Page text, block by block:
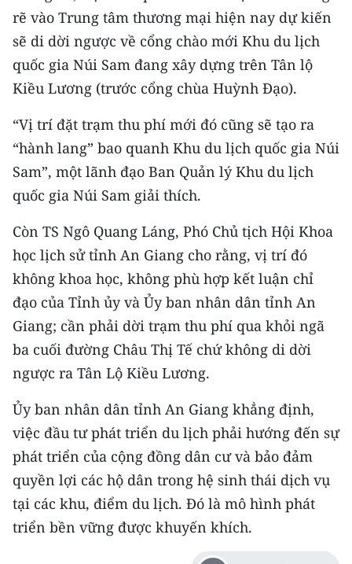
Bắc Trung Bộ
Duyên hải Nam Trung Bộ và Tây
Nguyên
Đông Nam Bộ
Đồng bằng sông Cửu Long
Chuyên trang Hà Nội
Chuyên trang TP. Hồ Chí Minh
CHUYÊN ĐỀ
CÁC CHUYÊN TRANG
VỀ BÁO NHÂN DÂN
NHÂN DÂN CUỐI TUẦN
NHÂN DÂN HẰNG THÁNG
MUA BÁO
ĐỌC BÁO IN
rẽ vào Trung tâm thương mại hiện nay dự kiến
sẽ di dời ngược về cổng chào mới Khu du lịch
quốc gia Núi Sam đang xây dựng trên Tân lộ
Kiều Lương (trước cổng chùa Huỳnh Đạo).
“Vị trí đặt trạm thu phí mới đó cũng sẽ tạo ra
“hành lang” bao quanh Khu du lịch quốc gia Núi
Sam”, một lãnh đạo Ban Quản lý Khu du lịch
quốc gia Núi Sam giải thích.
Còn TS Ngô Quang Láng, Phó Chủ tịch Hội Khoa
học lịch sử tỉnh An Giang cho rằng, vị trí đó
không khoa học, không phù hợp kết luận chỉ
đạo của Tỉnh ủy và Ủy ban nhân dân tỉnh An
Giang; cần phải dời trạm thu phí qua khỏi ngã
ba cuối đường Châu Thị Tế chứ không di dời
ngược ra Tân Lộ Kiều Lương.
Ủy ban nhân dân tỉnh An Giang khẳng định,
việc đầu tư phát triển du lịch phải hướng đến sự
phát triển của cộng đồng dân cư và bảo đảm
quyền lợi các hộ dân trong hệ sinh thái dịch vụ
tại các khu, điểm du lịch. Đó là mô hình phát
triển bền vững được khuyến khích.